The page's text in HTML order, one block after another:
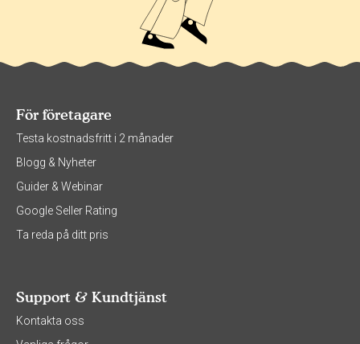
För företagare
Testa kostnadsfritt i 2 månader
Blogg & Nyheter
Guider & Webinar
Google Seller Rating
Ta reda på ditt pris
Support & Kundtjänst
Kontakta oss